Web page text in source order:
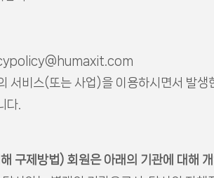
서비스(또는 사업)을 이용하시면서 발생
다.
구제방법) 회원은 아래의 기관에 대해